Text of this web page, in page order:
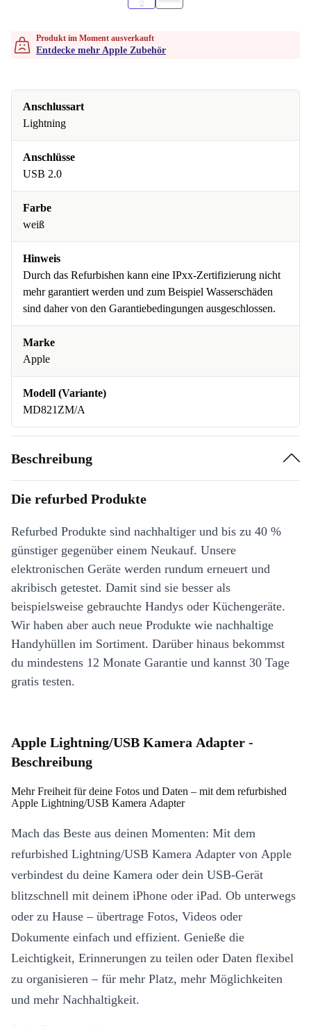
Produkt im Moment ausverkauft
Entdecke mehr Apple Zubehör
Anschlussart
Lightning
Anschlüsse
USB 2.0
Farbe
weiß
Hinweis
Durch das Refurbishen kann eine IPxx-Zertifizierung nicht
mehr garantiert werden und zum Beispiel Wasserschäden
sind daher von den Garantiebedingungen ausgeschlossen.
Marke
Apple
Modell (Variante)
MD821ZM/A
Beschreibung
Die refurbed Produkte
Refurbed Produkte sind nachhaltiger und bis zu 40 %
günstiger gegenüber einem Neukauf. Unsere
elektronischen Geräte werden rundum erneuert und
akribisch getestet. Damit sind sie besser als
beispielsweise gebrauchte Handys oder Küchengeräte.
Wir haben aber auch neue Produkte wie nachhaltige
Handyhüllen im Sortiment. Darüber hinaus bekommst
du mindestens 12 Monate Garantie und kannst 30 Tage
gratis testen.
Apple Lightning/USB Kamera Adapter -
Beschreibung
Mehr Freiheit für deine Fotos und Daten – mit dem refurbished
Apple Lightning/USB Kamera Adapter
Mach das Beste aus deinen Momenten: Mit dem
refurbished Lightning/USB Kamera Adapter von Apple
verbindest du deine Kamera oder dein USB-Gerät
blitzschnell mit deinem iPhone oder iPad. Ob unterwegs
oder zu Hause – übertrage Fotos, Videos oder
Dokumente einfach und effizient. Genieße die
Leichtigkeit, Erinnerungen zu teilen oder Daten flexibel
zu organisieren – für mehr Platz, mehr Möglichkeiten
und mehr Nachhaltigkeit.